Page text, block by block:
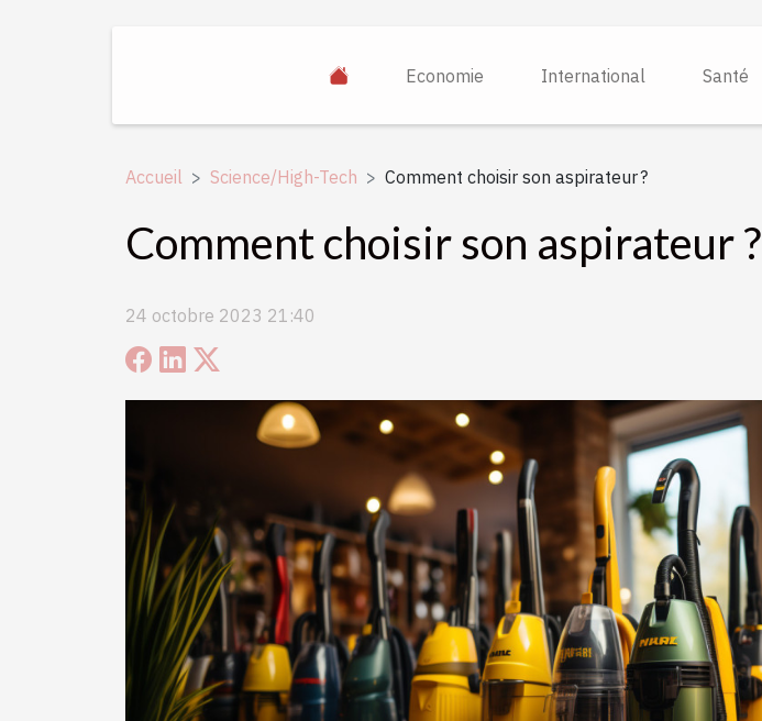
Economie International Santé
Accueil Science/High-Tech Comment choisir son aspirateur ?
Comment choisir son aspirateur ?
24 octobre 2023 21:40